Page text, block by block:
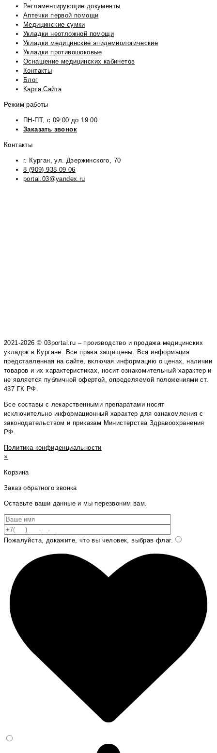
Регламентирующие документы
Аптечки первой помощи
Медицинские сумки
Укладки неотложной помощи
Укладки медицинские эпидемиологические
Укладки противошоковые
Оснащение медицинских кабинетов
Контакты
Блог
Карта Сайта
Режим работы
ПН-ПТ, с 09:00 до 19:00
Заказать звонок
Контакты
г. Курган, ул. Дзержинского, 70
8 (909) 938 09 06
portal.03@yandex.ru
2021-2026 © 03portal.ru – производство и продажа медицинских
укладок в Кургане. Все права защищены. Вся информация
представленная на сайте, включая информацию о ценах, наличии
товаров и их характеристиках, носит ознакомительный характер и
не является публичной офертой, определяемой положениями ст.
437 ГК РФ.
Все составы с лекарственными препаратами носят
исключительно информационный характер для ознакомления с
законодательством и приказам Министерства Здравоохранения
РФ.
Политика конфиденциальности
×
Корзина
Заказ обратного звонка
Оставьте ваши данные и мы перезвоним вам.
Пожалуйста, докажите, что вы человек, выбрав флаг.